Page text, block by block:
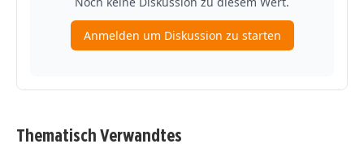
Thematisch Verwandtes